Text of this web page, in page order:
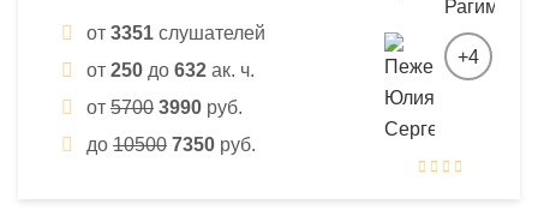
от 3351 слушателей
от 250 до 632 ак. ч.
от 5700 3990 руб.
до 10500 7350 руб.
+4